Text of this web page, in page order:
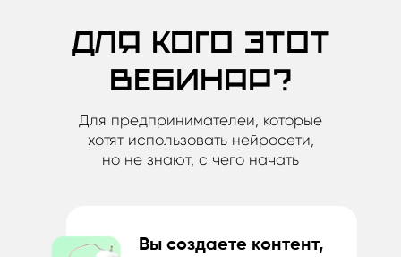
Для кого этот
вебинар?
Для предпринимателей, которые
хотят использовать нейросети,
но не знают, с чего начать
Вы создаете контент,